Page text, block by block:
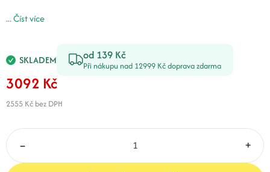
...Číst více
SKLADEM od 139 Kč
Při nákupu nad 12999 Kč doprava zdarma
3092 Kč
2555 Kč bez DPH
– +